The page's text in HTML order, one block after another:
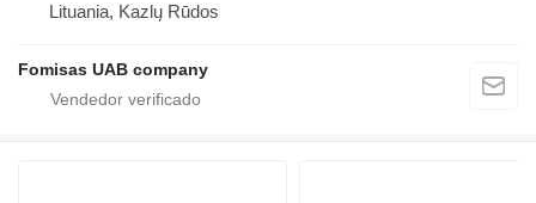
Lituania, Kazlų Rūdos
Fomisas UAB company